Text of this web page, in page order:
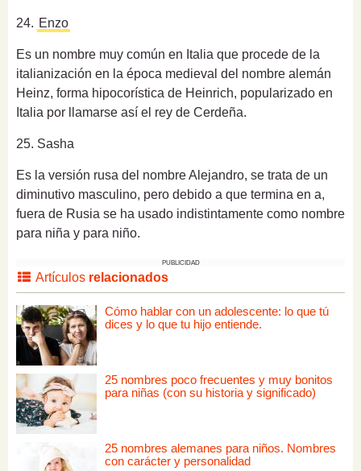
24. Enzo
Es un nombre muy común en Italia que procede de la
italianización en la época medieval del nombre alemán
Heinz, forma hipocorística de Heinrich, popularizado en
Italia por llamarse así el rey de Cerdeña.
25. Sasha
Es la versión rusa del nombre Alejandro, se trata de un
diminutivo masculino, pero debido a que termina en a,
fuera de Rusia se ha usado indistintamente como nombre
para niña y para niño.
PUBLICIDAD
Artículos relacionados
Cómo hablar con un adolescente: lo que tú
dices y lo que tu hijo entiende.
25 nombres poco frecuentes y muy bonitos
para niñas (con su historia y significado)
25 nombres alemanes para niños. Nombres
con carácter y personalidad